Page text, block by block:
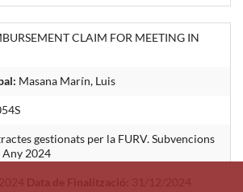
CLAIM FOR MEETING IN
Masana Marín, Luis
gestionats per la FURV. Subvencions
Any 2024